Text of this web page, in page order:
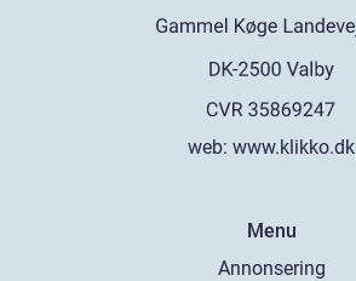
web: www.klikko.dk
Menu
Annonsering